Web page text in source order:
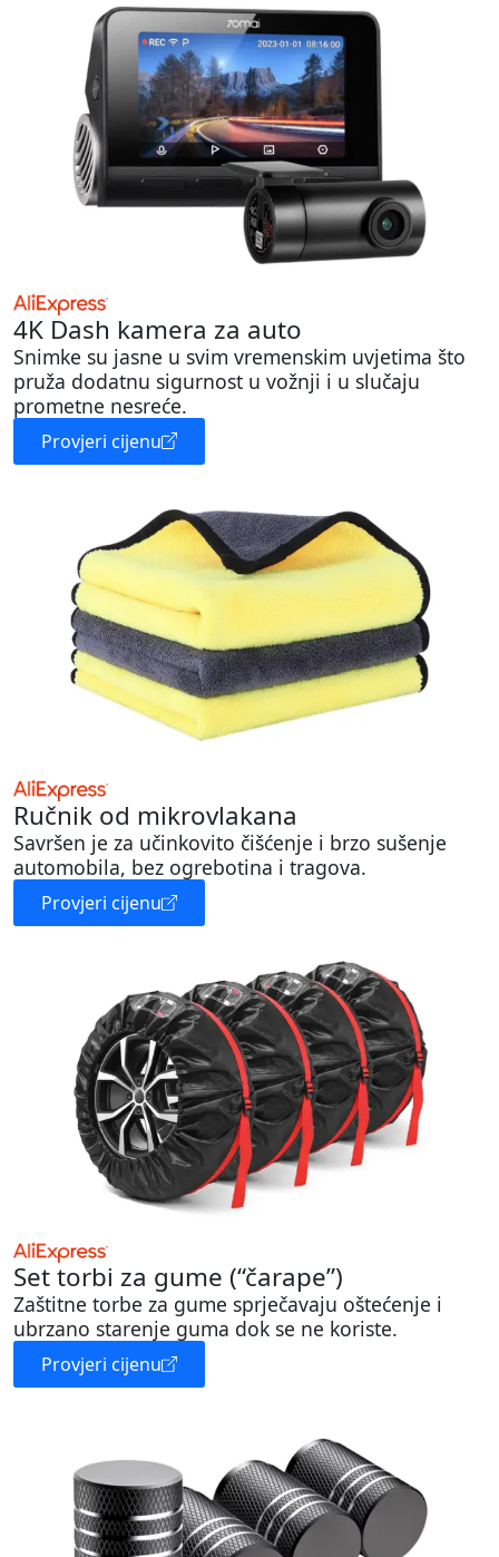
4K Dash kamera za auto
Snimke su jasne u svim vremenskim uvjetima što
pruža dodatnu sigurnost u vožnji i u slučaju
prometne nesreće.
Provjeri cijenu
Ručnik od mikrovlakana
Savršen je za učinkovito čišćenje i brzo sušenje
automobila, bez ogrebotina i tragova.
Provjeri cijenu
Set torbi za gume (“čarape”)
Zaštitne torbe za gume sprječavaju oštećenje i
ubrzano starenje guma dok se ne koriste.
Provjeri cijenu